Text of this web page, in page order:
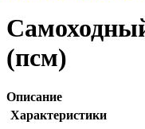
(псм)
Описание
Характеристики